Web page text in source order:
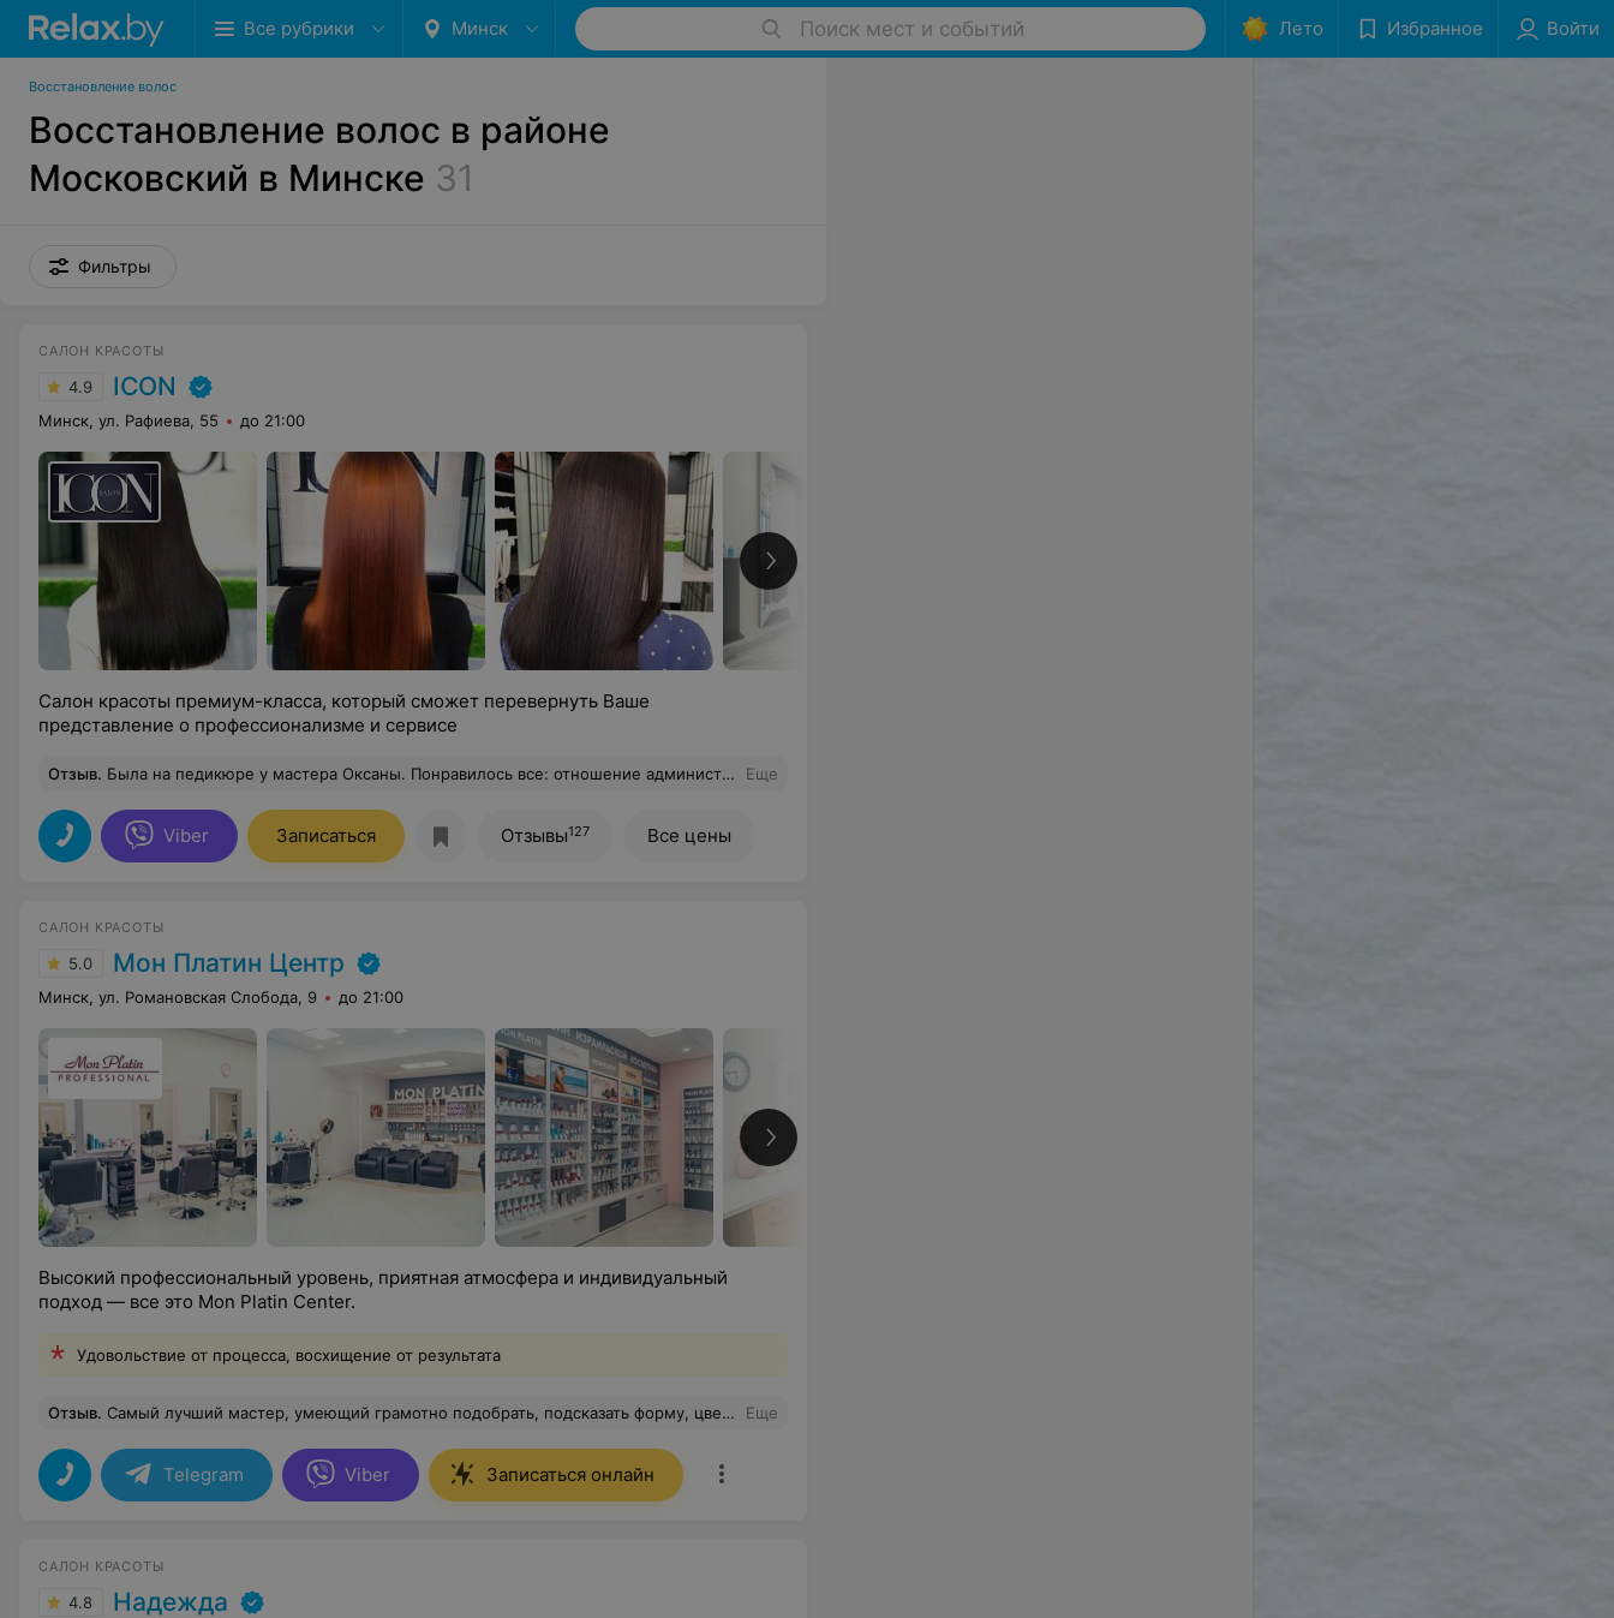
Все рубрики Минск Поиск мест и событий Лето Избранное Войти
Восстановление волос
Восстановление волос в районе
Московский в Минске 31
Фильтры
САЛОН КРАСОТЫ
4.9 ICON
Минск, ул. Рафиева, 55 до 21:00
Салон красоты премиум-класса, который сможет перевернуть Ваше
представление о профессионализме и сервисе
Отзыв. Была на педикюре у мастера Оксаны. Понравилось все: отношение администратора, качество и комфорт работы, идеальный интерьер! Что тут говорить, я уже записалась на следующий педикюр)) Спасибо, я теперь Ваш постоянный клиент! Еще
Viber Записаться Отзывы127 Все цены
САЛОН КРАСОТЫ
5.0 Мон Платин Центр
Минск, ул. Романовская Слобода, 9 до 21:00
Высокий профессиональный уровень, приятная атмосфера и индивидуальный
подход — все это Mon Platin Center.
Удовольствие от процесса, восхищение от результата
Отзыв. Самый лучший мастер, умеющий грамотно подобрать, подсказать форму, цвет! Очень круто! Еще
Telegram Viber Записаться онлайн
САЛОН КРАСОТЫ
4.8 Надежда